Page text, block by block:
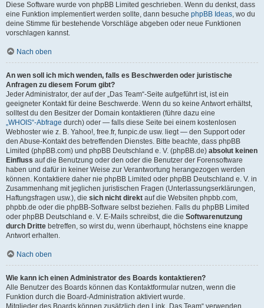
Diese Software wurde von phpBB Limited geschrieben. Wenn du denkst, dass
eine Funktion implementiert werden sollte, dann besuche phpBB Ideas, wo du
deine Stimme für bestehende Vorschläge abgeben oder neue Funktionen
vorschlagen kannst.
Nach oben
An wen soll ich mich wenden, falls es Beschwerden oder juristische
Anfragen zu diesem Forum gibt?
Jeder Administrator, der auf der „Das Team“-Seite aufgeführt ist, ist ein
geeigneter Kontakt für deine Beschwerde. Wenn du so keine Antwort erhältst,
solltest du den Besitzer der Domain kontaktieren (führe dazu eine
„WHOIS“-Abfrage durch) oder — falls diese Seite bei einem kostenlosen
Webhoster wie z. B. Yahoo!, free.fr, funpic.de usw. liegt — den Support oder
den Abuse-Kontakt des betreffenden Dienstes. Bitte beachte, dass phpBB
Limited (phpBB.com) und phpBB Deutschland e. V. (phpBB.de) absolut keinen
Einfluss auf die Benutzung oder den oder die Benutzer der Forensoftware
haben und dafür in keiner Weise zur Verantwortung herangezogen werden
können. Kontaktiere daher nie phpBB Limited oder phpBB Deutschland e. V. in
Zusammenhang mit jeglichen juristischen Fragen (Unterlassungserklärungen,
Haftungsfragen usw.), die sich nicht direkt auf die Websiten phpbb.com,
phpbb.de oder die phpBB-Software selbst beziehen. Falls du phpBB Limited
oder phpBB Deutschland e. V. E-Mails schreibst, die die Softwarenutzung
durch Dritte betreffen, so wirst du, wenn überhaupt, höchstens eine knappe
Antwort erhalten.
Nach oben
Wie kann ich einen Administrator des Boards kontaktieren?
Alle Benutzer des Boards können das Kontaktformular nutzen, wenn die
Funktion durch die Board-Administration aktiviert wurde.
Mitglieder des Boards können zusätzlich den Link „Das Team“ verwenden.